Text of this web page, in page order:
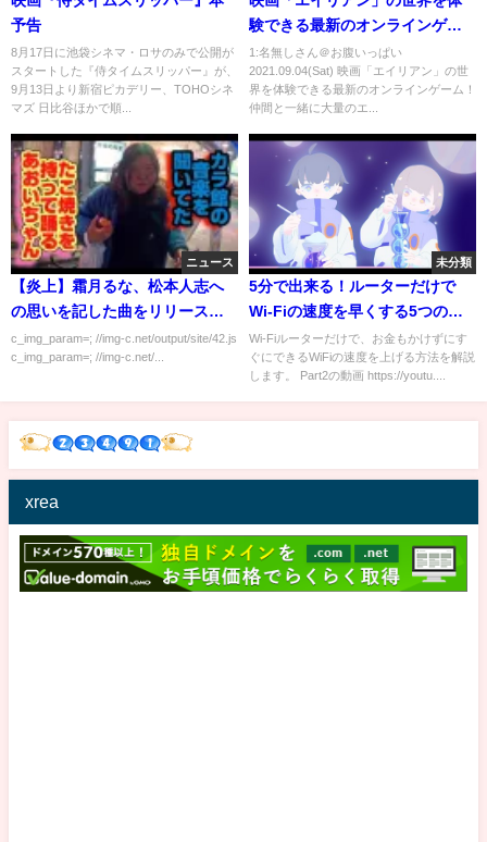
予告
8月17日に池袋シネマ・ロサのみで公開が
スタートした『侍タイムスリッパー』が、
9月13日より新宿ピカデリー、TOHOシネ
マズ 日比谷ほかで順...
験できる最新のオンラインゲー
ム！仲間と一緒に大量のエイリ
アンと戦った結果
【Aliens:Fireteam Elite】
1:名無しさん＠お腹いっぱい
2021.09.04(Sat) 映画「エイリアン」の世
界を体験できる最新のオンラインゲーム！
仲間と一緒に大量のエ...
ニュース
【炎上】霜月るな、松本人志へ
の思いを記した曲をリリースｗ
ｗｗｗｗ
c_img_param=; //img-c.net/output/site/42.js
c_img_param=; //img-c.net/...
未分類
5分で出来る！ルーターだけで
Wi-Fiの速度を早くする5つの方
法
Wi-Fiルーターだけで、お金もかけずにす
ぐにできるWiFiの速度を上げる方法を解説
します。 Part2の動画 https://youtu....
xrea